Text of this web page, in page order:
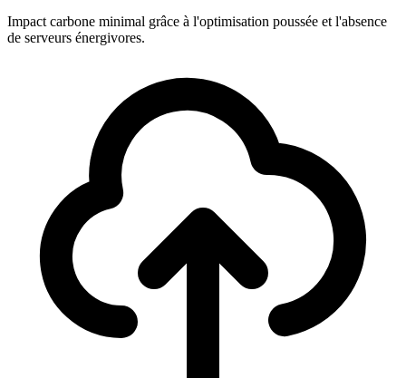
Impact carbone minimal grâce à l'optimisation poussée et l'absence
de serveurs énergivores.